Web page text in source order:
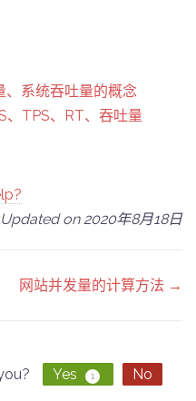
、系统吞吐量的概念
、TPS、RT、吞吐量
Updated on 2020年8月18日
网站并发量的计算方法 →
Yes 1 No